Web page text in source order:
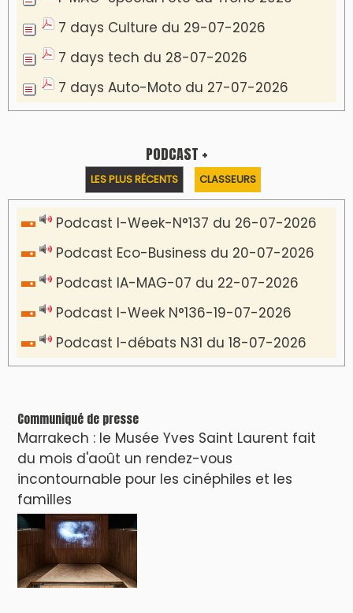
Communiqué de presse
Marrakech : le Musée Yves Saint Laurent fait
du mois d'août un rendez-vous
VIDÉOS & CLIP +
LES PLUS RÉCENTS CLASSEURS
دِيمَا المَغرِب Clip
🎵Bulldozer Blues
Clip : 🎵 LE BLUES DE L'IA
🎵 Ormuzera bien, qui ormuzera le
dernier
Reportages
Nizar Baraka préside à Marrakech une